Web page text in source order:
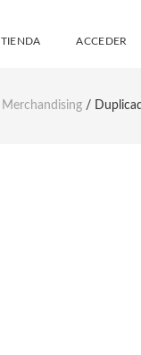
TIENDA ACCEDER
Merchandising /